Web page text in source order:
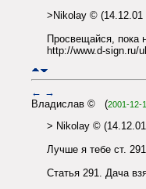
>Nikolay © (14.12.01
Просвещайся, пока
http://www.d-sign.ru/
← →
Владислав © (2001-12-
> Nikolay ©
Лучше я тебе ст.
Статья 291. Дача